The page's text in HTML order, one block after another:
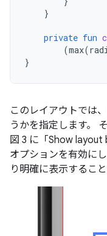
}
private fun
(max(
}
このレイアウトでは
うかを指定します。
図 3 に「Show
オプションを有効に
り明確に表示すること